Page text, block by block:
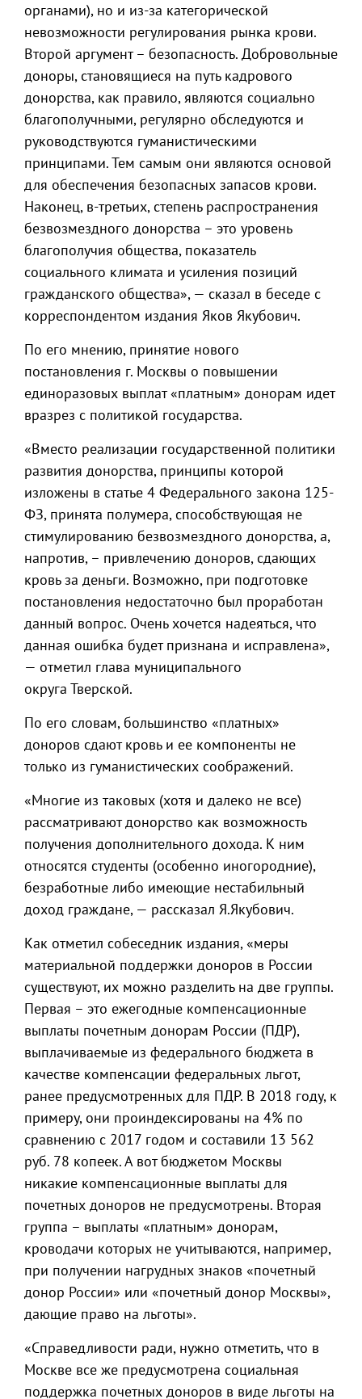
органами), но и из-за категорической
невозможности регулирования рынка крови.
Второй аргумент – безопасность. Добровольные
доноры, становящиеся на путь кадрового
донорства, как правило, являются социально
благополучными, регулярно обследуются и
руководствуются гуманистическими
принципами. Тем самым они являются основой
для обеспечения безопасных запасов крови.
Наконец, в-третьих, степень распространения
безвозмездного донорства – это уровень
благополучия общества, показатель
социального климата и усиления позиций
гражданского общества», — сказал в беседе с
корреспондентом издания Яков Якубович.
По его мнению, принятие нового
постановления г. Москвы о повышении
единоразовых выплат «платным» донорам идет
вразрез с политикой государства.
«Вместо реализации государственной политики
развития донорства, принципы которой
изложены в статье 4 Федерального закона 125-
ФЗ, принята полумера, способствующая не
стимулированию безвозмездного донорства, а,
напротив, – привлечению доноров, сдающих
кровь за деньги. Возможно, при подготовке
постановления недостаточно был проработан
данный вопрос. Очень хочется надеяться, что
данная ошибка будет признана и исправлена»,
— отметил глава муниципального
округа Тверской.
По его словам, большинство «платных»
доноров сдают кровь и ее компоненты не
только из гуманистических соображений.
«Многие из таковых (хотя и далеко не все)
рассматривают донорство как возможность
получения дополнительного дохода. К ним
относятся студенты (особенно иногородние),
безработные либо имеющие нестабильный
доход граждане, — рассказал Я.Якубович.
Как отметил собеседник издания, «меры
материальной поддержки доноров в России
существуют, их можно разделить на две группы.
Первая – это ежегодные компенсационные
выплаты почетным донорам России (ПДР),
выплачиваемые из федерального бюджета в
качестве компенсации федеральных льгот,
ранее предусмотренных для ПДР. В 2018 году, к
примеру, они проиндексированы на 4% по
сравнению с 2017 годом и составили 13 562
руб. 78 копеек. А вот бюджетом Москвы
никакие компенсационные выплаты для
почетных доноров не предусмотрены. Вторая
группа – выплаты «платным» донорам,
кроводачи которых не учитываются, например,
при получении нагрудных знаков «почетный
донор России» или «почетный донор Москвы»,
дающие право на льготы».
«Справедливости ради, нужно отметить, что в
Москве все же предусмотрена социальная
поддержка почетных доноров в виде льготы на